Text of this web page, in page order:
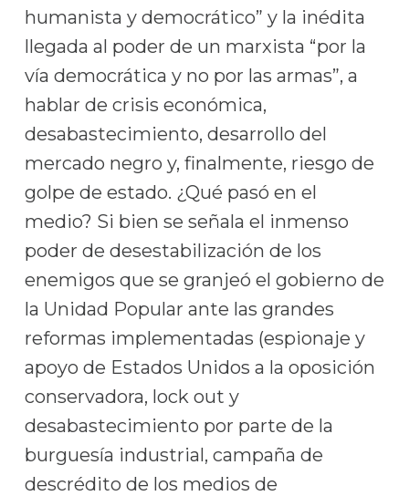
humanista y democrático” y la inédita
llegada al poder de un marxista “por la
vía democrática y no por las armas”, a
hablar de crisis económica,
desabastecimiento, desarrollo del
mercado negro y, finalmente, riesgo de
golpe de estado. ¿Qué pasó en el
medio? Si bien se señala el inmenso
poder de desestabilización de los
enemigos que se granjeó el gobierno de
la Unidad Popular ante las grandes
reformas implementadas (espionaje y
apoyo de Estados Unidos a la oposición
conservadora, lock out y
desabastecimiento por parte de la
burguesía industrial, campaña de
descrédito de los medios de